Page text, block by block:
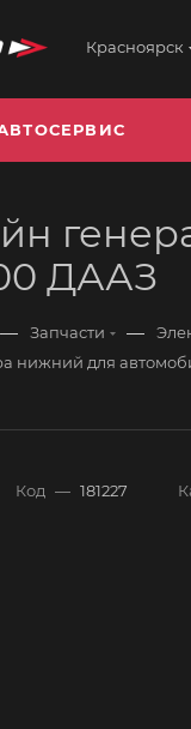
Красноярск
ДААЗ
— Запчасти —
нижний для
Код — 181227